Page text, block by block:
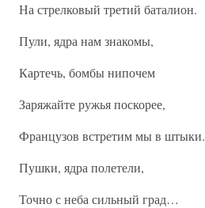
На стрелковый третий баталион.
Пули, ядра нам знакомы,
Картечь, бомбы нипочем
Заряжайте ружья поскорее,
Французов встретим мы в штыки.
Пушки, ядра полетели,
Точно с неба сильный град…